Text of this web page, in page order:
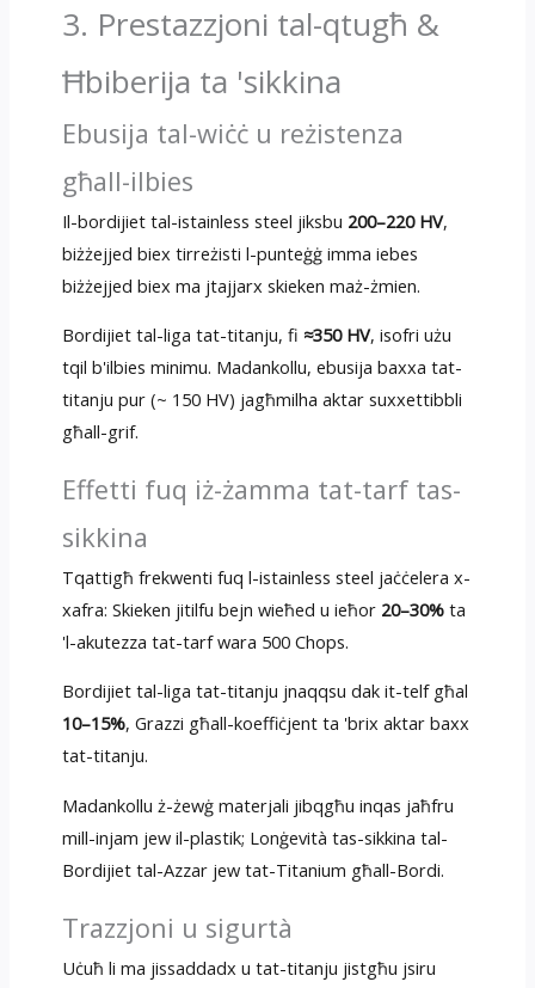
3. Prestazzjoni tal-qtugħ &
Ħbiberija ta 'sikkina
Ebusija tal-wiċċ u reżistenza
għall-ilbies
Il-bordijiet tal-istainless steel jiksbu 200–220 HV,
biżżejjed biex tirreżisti l-punteġġ imma iebes
biżżejjed biex ma jtajjarx skieken maż-żmien.
Bordijiet tal-liga tat-titanju, fi ≈350 HV, isofri użu
tqil b'ilbies minimu. Madankollu, ebusija baxxa tat-
titanju pur (~ 150 HV) jagħmilha aktar suxxettibbli
għall-grif.
Effetti fuq iż-żamma tat-tarf tas-
sikkina
Tqattigħ frekwenti fuq l-istainless steel jaċċelera x-
xafra: Skieken jitilfu bejn wieħed u ieħor 20–30%ta
'l-akutezza tat-tarf wara 500 Chops.
Bordijiet tal-liga tat-titanju jnaqqsu dak it-telf għal
10–15%, Grazzi għall-koeffiċjent ta 'brix aktar baxx
tat-titanju.
Madankollu ż-żewġ materjali jibqgħu inqas jaħfru
mill-injam jew il-plastik; Lonġevità tas-sikkina tal-
Bordijiet tal-Azzar jew tat-Titanium għall-Bordi.
Trazzjoni u sigurtà
Uċuħ li ma jissaddadx u tat-titanju jistgħu jsiru